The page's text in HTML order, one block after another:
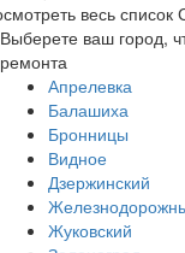
весь список
Выберете ваш город,
ремонта
Апрелевка
Балашиха
Бронницы
Видное
Дзержинский
Жуковский